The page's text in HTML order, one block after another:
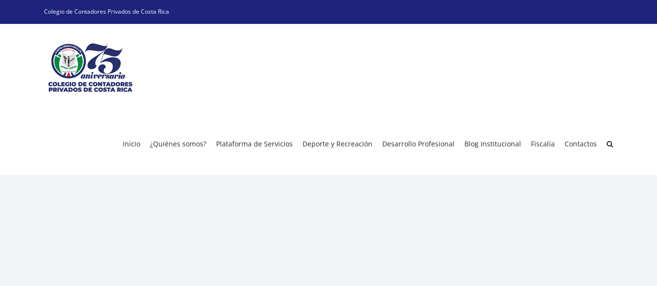
Colegio de Contadores Privados de Costa Rica
Inicio ¿Quiénes somos? Plataforma de Servicios Deporte y Recreación Desarrollo Profesional Blog Institucional Fiscalía Contactos